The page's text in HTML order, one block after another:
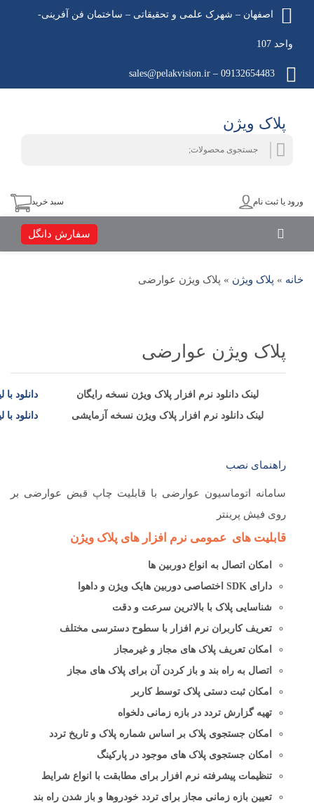
اصفهان – شهرک علمی و تحقیقاتی – ساختمان فن آفرینی-
واحد 107
09132654483 – sales@pelakvision.ir
پلاک ویژن
ورود یا ثبت نام سبد خرید
سفارش دانگل
خانه » پلاک ویژن » پلاک ویژن عوارضی
پلاک ویژن عوارضی
لینک دانلود نرم افزار پلاک ویژن نسخه رایگان
دانلود
لینک دانلود نرم افزار پلاک ویژن نسخه آزمایشی
دانلود
راهنمای نصب
سامانه اتوماسیون عوارضی با قابلیت چاپ قبض عوارضی بر
روی فیش پرینتر
قابلیت های عمومی نرم افزار های پلاک ویژن
امکان اتصال به انواع دوربین ها
دارای SDK اختصاصی دوربین هایک ویژن و داهوا
شناسایی پلاک با بالاترین سرعت و دقت
تعریف کاربران نرم افزار با سطوح دسترسی مختلف
امکان تعریف پلاک های مجاز و غیرمجاز
اتصال به راه بند و باز کردن آن برای پلاک های مجاز
امکان ثبت دستی پلاک توسط کاربر
تهیه گزارش تردد در بازه زمانی دلخواه
امکان جستجوی پلاک بر اساس شماره پلاک و تاریخ تردد
امکان جستجوی پلاک های موجود در پارکینگ
تنظیمات پیشرفته نرم افزار برای مطابقت با انواع شرایط
تعیین بازه زمانی مجاز برای تردد خودروها و باز شدن راه بند